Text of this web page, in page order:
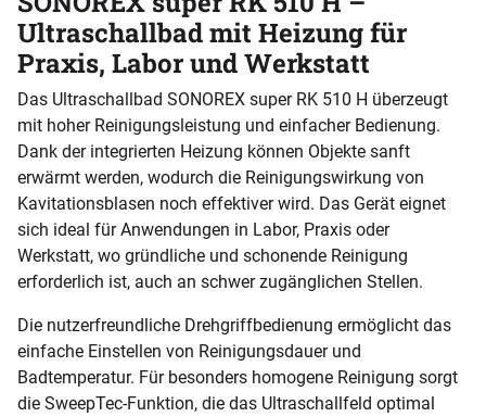
Ultraschallbad mit Heizung für
Praxis, Labor und Werkstatt
Das Ultraschallbad SONOREX super RK 510 H überzeugt
mit hoher Reinigungsleistung und einfacher Bedienung.
Dank der integrierten Heizung können Objekte sanft
erwärmt werden, wodurch die Reinigungswirkung von
Kavitationsblasen noch effektiver wird. Das Gerät eignet
sich ideal für Anwendungen in Labor, Praxis oder
Werkstatt, wo gründliche und schonende Reinigung
erforderlich ist, auch an schwer zugänglichen Stellen.
Die nutzerfreundliche Drehgriffbedienung ermöglicht das
einfache Einstellen von Reinigungsdauer und
Badtemperatur. Für besonders homogene Reinigung sorgt
die SweepTec-Funktion, die das Ultraschallfeld optimal